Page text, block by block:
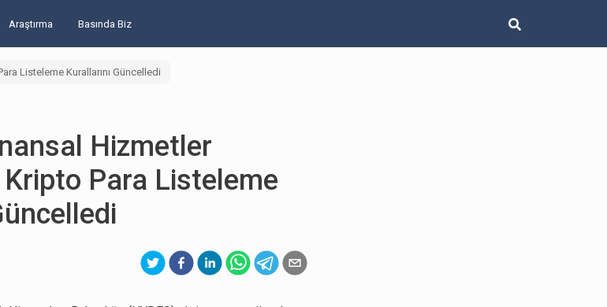
Araştırma Basında Biz
Listeleme Kurallarını Güncelledi
Hizmetler
Kripto Para Listeleme